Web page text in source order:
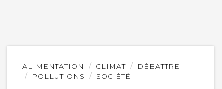
ALIMENTATION CLIMAT
DÉBATTRE
POLLUTIONS
SOCIÉTÉ
Lire
l'article